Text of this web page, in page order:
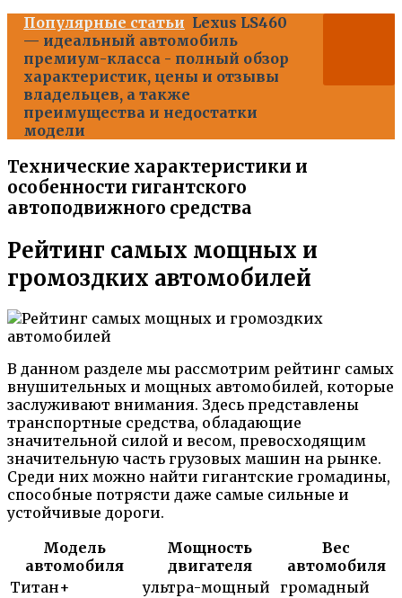
Популярные статьи Lexus LS460
— идеальный автомобиль
премиум-класса - полный обзор
характеристик, цены и отзывы
владельцев, а также
преимущества и недостатки
модели
Технические характеристики и
особенности гигантского
автоподвижного средства
Рейтинг самых мощных и
громоздких автомобилей
В данном разделе мы рассмотрим рейтинг самых
внушительных и мощных автомобилей, которые
заслуживают внимания. Здесь представлены
транспортные средства, обладающие
значительной силой и весом, превосходящим
значительную часть грузовых машин на рынке.
Среди них можно найти гигантские громадины,
способные потрясти даже самые сильные и
устойчивые дороги.
Модель
автомобиля
Мощность
двигателя
Вес
автомобиля
Титан+
ультра-мощный громадный